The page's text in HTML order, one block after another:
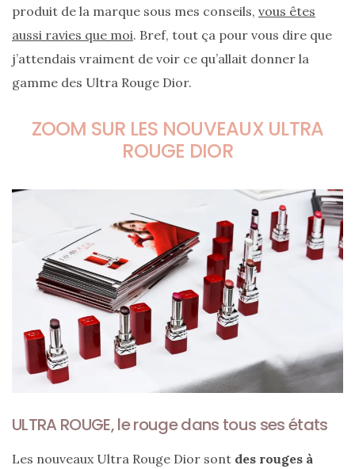
Ma
sélection
de
sacs
légers
et
tendance
l’été
produit de la marque sous mes conseils, vous êtes
aussi ravies que moi. Bref, tout ça pour vous dire que
j’attendais vraiment de voir ce qu’allait donner la
gamme des Ultra Rouge Dior.
ZOOM SUR LES NOUVEAUX ULTRA
ROUGE DIOR
ULTRA ROUGE, le rouge dans tous ses états
Les nouveaux Ultra Rouge Dior sont des rouges à